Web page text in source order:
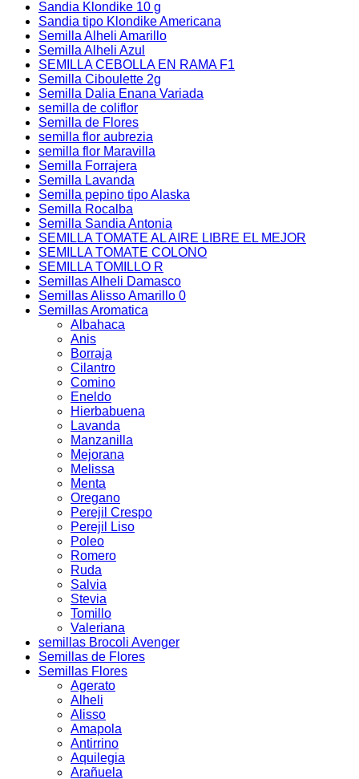
Sandia Klondike 10 g
Sandia tipo Klondike Americana
Semilla Alheli Amarillo
Semilla Alheli Azul
SEMILLA CEBOLLA EN RAMA F1
Semilla Ciboulette 2g
Semilla Dalia Enana Variada
semilla de coliflor
Semilla de Flores
semilla flor aubrezia
semilla flor Maravilla
Semilla Forrajera
Semilla Lavanda
Semilla pepino tipo Alaska
Semilla Rocalba
Semilla Sandia Antonia
SEMILLA TOMATE AL AIRE LIBRE EL MEJOR
SEMILLA TOMATE COLONO
SEMILLA TOMILLO R
Semillas Alheli Damasco
Semillas Alisso Amarillo 0
Semillas Aromatica
Albahaca
Anis
Borraja
Cilantro
Comino
Eneldo
Hierbabuena
Lavanda
Manzanilla
Mejorana
Melissa
Menta
Oregano
Perejil Crespo
Perejil Liso
Poleo
Romero
Ruda
Salvia
Stevia
Tomillo
Valeriana
semillas Brocoli Avenger
Semillas de Flores
Semillas Flores
Agerato
Alheli
Alisso
Amapola
Antirrino
Aquilegia
Arañuela